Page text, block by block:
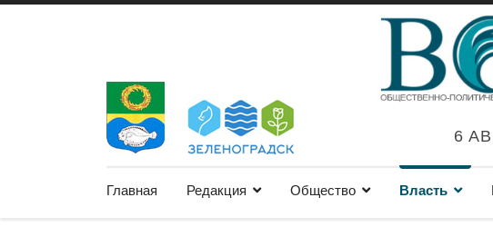
6
Главная Редакция Общество Власть